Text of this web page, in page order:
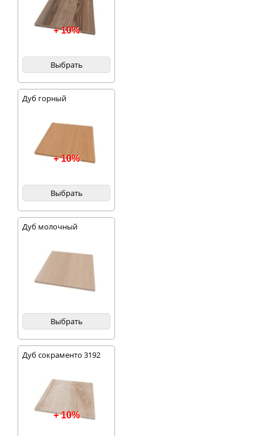
+ 10%
Выбрать
Дуб горный
+ 10%
Выбрать
Дуб молочный
Выбрать
Дуб сокраменто 3192
+ 10%